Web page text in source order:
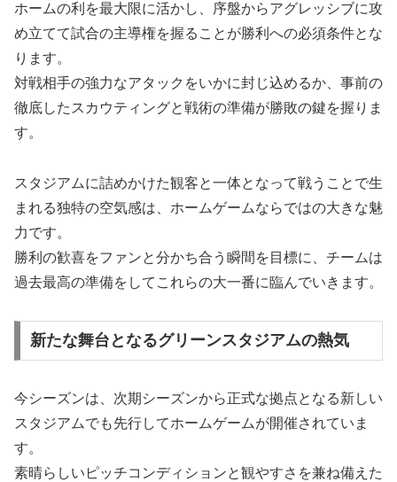
ホームの利を最大限に活かし、序盤からアグレッシブに攻
め立てて試合の主導権を握ることが勝利への必須条件とな
ります。
対戦相手の強力なアタックをいかに封じ込めるか、事前の
徹底したスカウティングと戦術の準備が勝敗の鍵を握りま
す。
スタジアムに詰めかけた観客と一体となって戦うことで生
まれる独特の空気感は、ホームゲームならではの大きな魅
力です。
勝利の歓喜をファンと分かち合う瞬間を目標に、チームは
過去最高の準備をしてこれらの大一番に臨んでいきます。
新たな舞台となるグリーンスタジアムの熱気
今シーズンは、次期シーズンから正式な拠点となる新しい
スタジアムでも先行してホームゲームが開催されていま
す。
素晴らしいピッチコンディションと観やすさを兼ね備えた